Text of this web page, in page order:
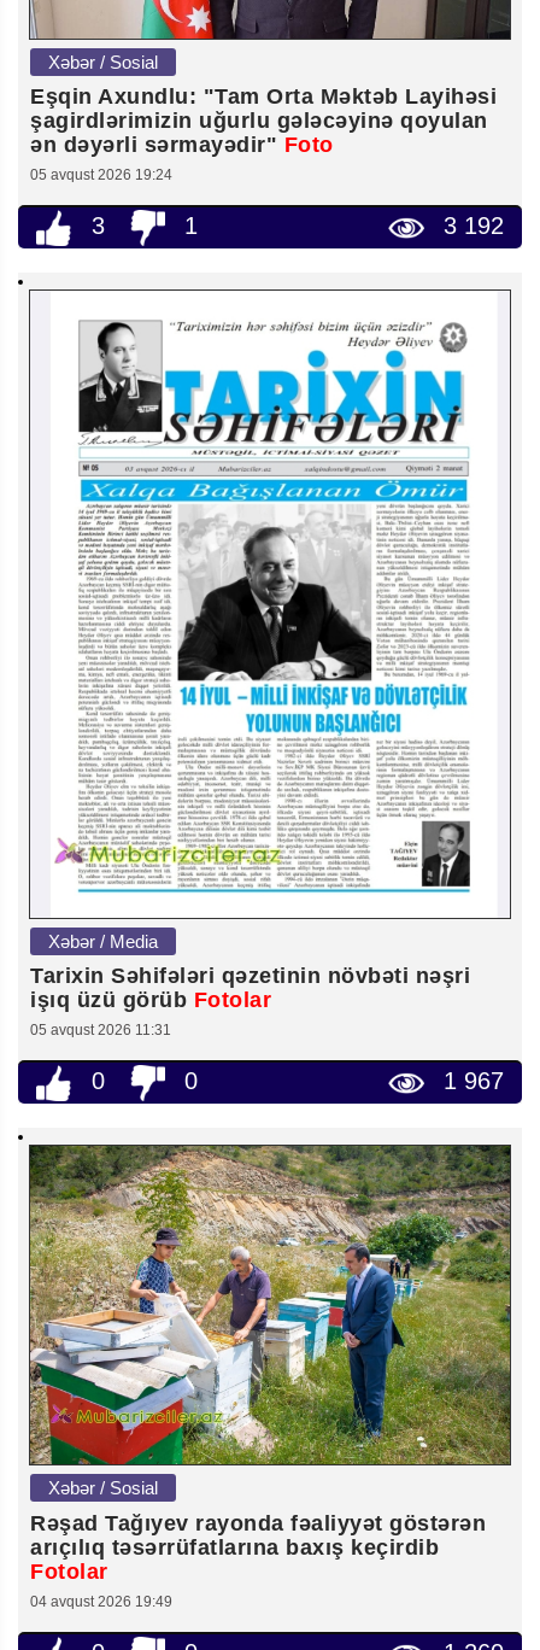
Xəbər / Sosial
Eşqin Axundlu: "Tam Orta Məktəb Layihəsi
şagirdlərimizin uğurlu gələcəyinə qoyulan
ən dəyərli sərmayədir" Foto
05 avqust 2026 19:24
3 1 3 192
Xəbər / Media
Tarixin Səhifələri qəzetinin növbəti nəşri
işıq üzü görüb Fotolar
05 avqust 2026 11:31
0 0 1 967
Xəbər / Sosial
Rəşad Tağıyev rayonda fəaliyyət göstərən
arıçılıq təsərrüfatlarına baxış keçirdib
Fotolar
04 avqust 2026 19:49